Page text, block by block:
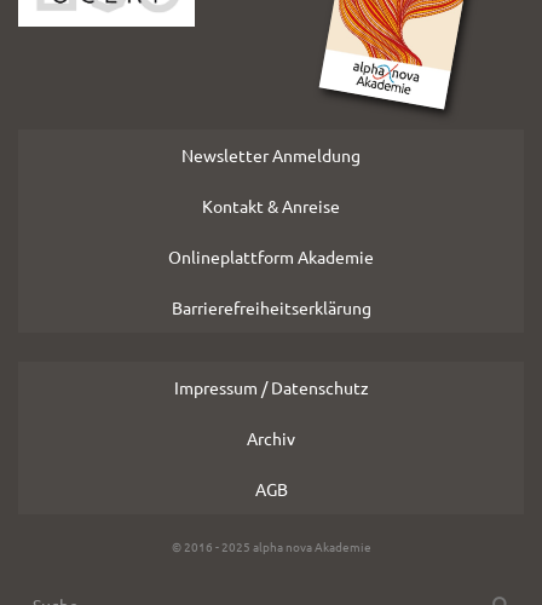
Newsletter Anmeldung
Kontakt & Anreise
Onlineplattform Akademie
Barrierefreiheitserklärung
Impressum / Datenschutz
Archiv
AGB
© 2016 - 2025 alpha nova Akademie
SUCHE